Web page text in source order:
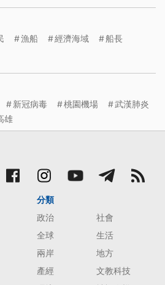
漁船 經濟海域
船長
新冠病毒 桃園機場
武漢肺炎
雄
分類
政治
社會
全球
生活
兩岸
地方
產經
文教科技